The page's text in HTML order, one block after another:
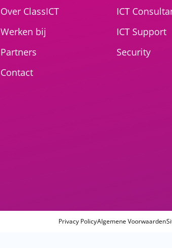
Over ClassICT
Werken bij
Partners
Contact
ICT
ICT Support
Security
Privacy PolicyAlgemene Voorwaarden